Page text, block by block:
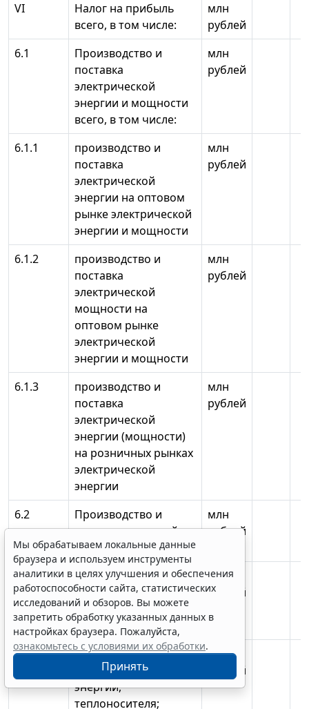
VI
Налог на прибыль
всего, в том числе:
млн
рублей
6.1
Производство и
поставка
электрической
энергии и мощности
всего, в том числе:
млн
рублей
6.1.1
производство и
поставка
электрической
энергии на оптовом
рынке электрической
энергии и мощности
млн
рублей
6.1.2
производство и
поставка
электрической
мощности на
оптовом рынке
электрической
энергии и мощности
млн
рублей
6.1.3
производство и
поставка
электрической
энергии (мощности)
на розничных рынках
электрической
энергии
млн
рублей
6.2
Производство и
поставка тепловой
энергии (мощности);
млн
рублей
6.3
Оказание услуг по
передаче
электрической
энергии;
млн
рублей
6.4
Оказание услуг по
передаче тепловой
энергии,
теплоносителя;
млн
рублей
Мы обрабатываем локальные данные
браузера и используем инструменты
аналитики в целях улучшения и обеспечения
работоспособности сайта, статистических
исследований и обзоров. Вы можете
запретить обработку указанных данных в
настройках браузера. Пожалуйста,
ознакомьтесь с условиями их обработки.
Принять